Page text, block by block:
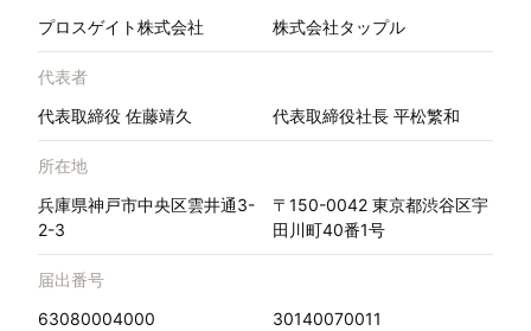
プロスゲイト株式会社
株式会社タップル
代表者
代表取締役 佐藤靖久
代表取締役社長 平松繁和
所在地
兵庫県神戸市中央区雲井通3-
2-3
〒150-0042 東京都渋谷区宇
田川町40番1号
届出番号
63080004000
30140070011